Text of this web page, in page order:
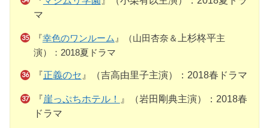
マ
『幸色のワンルーム 』（山田杏奈＆ 上杉柊平主
演）：2018夏ドラマ
『 正義のセ』（吉高由里子主演）：2018春ドラマ
『崖っぷちホテル！
』（岩田剛典主演）：2018春
ドラマ